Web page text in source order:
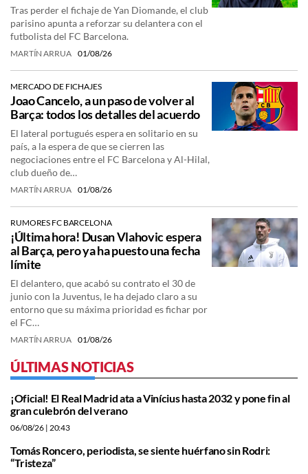
Tras perder el fichaje de Yan Diomande, el club
parisino apunta a reforzar su delantera con el
futbolista del FC Barcelona.
MARTÍN ARRUA 01/08/26
MERCADO DE FICHAJES
Joao Cancelo, a un paso de volver al
Barça: todos los detalles del acuerdo
El lateral portugués espera en solitario en su
país, a la espera de que se cierren las
negociaciones entre el FC Barcelona y Al-Hilal,
club dueño de…
MARTÍN ARRUA 01/08/26
RUMORES FC BARCELONA
¡Última hora! Dusan Vlahovic espera
al Barça, pero ya ha puesto una fecha
límite
El delantero, que acabó su contrato el 30 de
junio con la Juventus, le ha dejado claro a su
entorno que su máxima prioridad es fichar por
el FC…
MARTÍN ARRUA 01/08/26
ÚLTIMAS NOTICIAS
¡Oficial! El Real Madrid ata a Vinícius hasta 2032 y pone fin al
gran culebrón del verano
06/08/26 | 20:43
Tomás Roncero, periodista, se siente huérfano sin Rodri:
“Tristeza”